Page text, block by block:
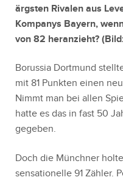
ärgsten Rivalen aus
Kompanys Bayern,
von 82 heranzieht?
Borussia Dortmund
mit 81 Punkten einen
Nimmt man bei allen
hatte es das in fast 50
gegeben.
Doch die Münchner
sensationelle 91 Zähler.